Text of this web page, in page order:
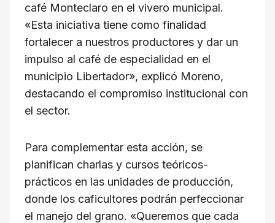
café Monteclaro en el vivero municipal.
«Esta iniciativa tiene como finalidad
fortalecer a nuestros productores y dar un
impulso al café de especialidad en el
municipio Libertador», explicó Moreno,
destacando el compromiso institucional con
el sector.
Para complementar esta acción, se
planifican charlas y cursos teóricos-
prácticos en las unidades de producción,
donde los caficultores podrán perfeccionar
el manejo del grano. «Queremos que cada